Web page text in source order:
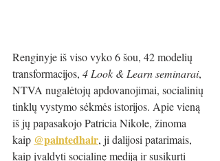
Renginyje iš viso vyko 6 šou, 42 modelių
transformacijos, 4 Look & Learn seminarai,
NTVA nugalėtojų apdovanojimai, socialinių
tinklų vystymo sėkmės istorijos. Apie vieną
iš jų papasakojo Patricia Nikole, žinoma
kaip @paintedhair, ji dalijosi patarimais,
kaip įvaldyti socialinę mediją ir susikurti